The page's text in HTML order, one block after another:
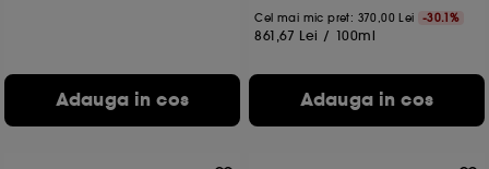
Adauga in cos
Cel mai mic pret: 370,00 Lei -30.1%
861,67 Lei / 100ml
Adauga in cos